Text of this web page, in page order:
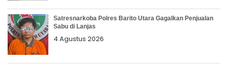
Satresnarkoba Polres Barito Utara Gagalkan Penjualan
Sabu di Lanjas
4 Agustus 2026